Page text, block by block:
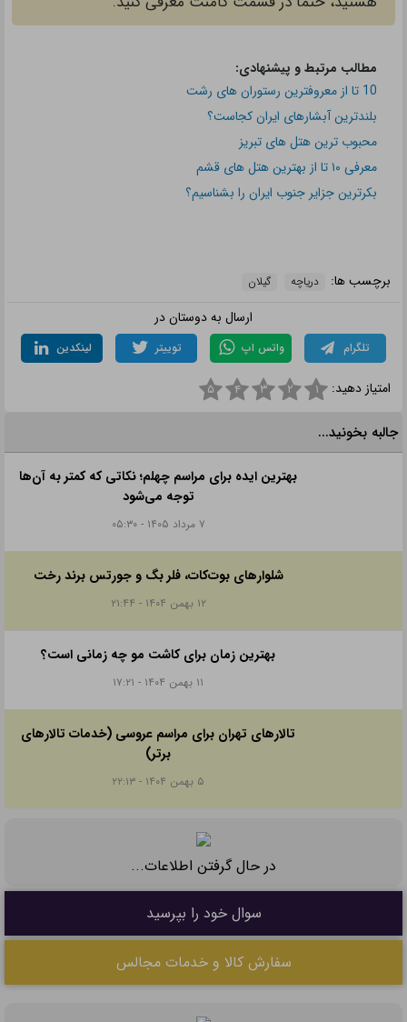
مطالب مرتبط و پیشنهادی:
10 تا از معروفترین رستوران های رشت
بلندترین آبشارهای ایران کجاست؟
محبوب ترین هتل های تبریز
معرفی ۱۰ تا از بهترین هتل های قشم
بکرترین جزایر جنوب ایران را بشناسیم؟
برچسب ها: دریاچه گیلان
ارسال به دوستان در
تلگرام واتس اپ توییتر لینکدین
امتیاز دهید: ۱ ۲ ۳ ۴ ۵
جالبه بخونید...
بهترین ایده برای مراسم چهلم؛ نکاتی که کمتر به آن‌ها
توجه می‌شود
۷ مرداد ۱۴۰۵ - ۰۵:۳۰
شلوارهای بوت‌کات، فلر بگ و جورتس برند رخت
۱۲ بهمن ۱۴۰۴ - ۲۱:۴۴
بهترین زمان برای کاشت مو چه زمانی است؟
۱۱ بهمن ۱۴۰۴ - ۱۷:۲۱
تالارهای تهران برای مراسم عروسی (خدمات تالارهای
برتر)
۵ بهمن ۱۴۰۴ - ۲۲:۱۳
در حال گرفتن اطلاعات...
سوال خود را بپرسید
سفارش کالا و خدمات مجالس